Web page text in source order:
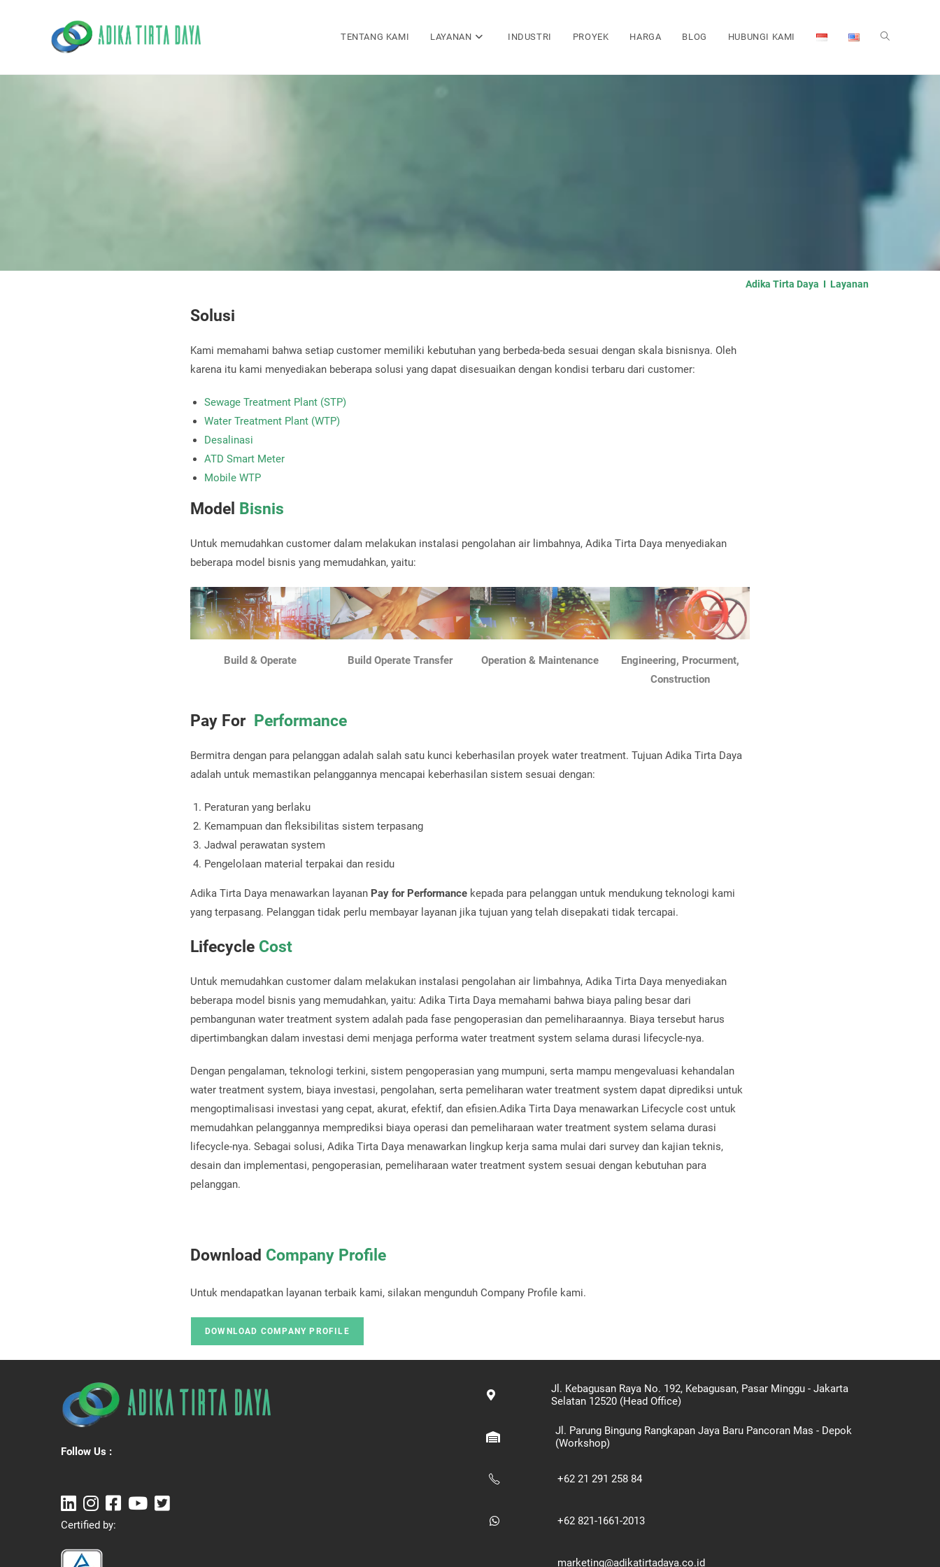
TENTANG KAMI LAYANAN INDUSTRI PROYEK HARGA BLOG HUBUNGI KAMI
Adika Tirta Daya I Layanan
Solusi
Kami memahami bahwa setiap customer memiliki kebutuhan yang berbeda-beda sesuai dengan skala bisnisnya. Oleh
karena itu kami menyediakan beberapa solusi yang dapat disesuaikan dengan kondisi terbaru dari customer:
Sewage Treatment Plant (STP)
Water Treatment Plant (WTP)
Desalinasi
ATD Smart Meter
Mobile WTP
Model Bisnis
Untuk memudahkan customer dalam melakukan instalasi pengolahan air limbahnya, Adika Tirta Daya menyediakan
beberapa model bisnis yang memudahkan, yaitu:
Build & Operate Build Operate Transfer Operation & Maintenance
Engineering, Procurment,
Construction
Pay For Performance
Bermitra dengan para pelanggan adalah salah satu kunci keberhasilan proyek water treatment. Tujuan Adika Tirta Daya
adalah untuk memastikan pelanggannya mencapai keberhasilan sistem sesuai dengan:
Peraturan yang berlaku
Kemampuan dan fleksibilitas sistem terpasang
Jadwal perawatan system
Pengelolaan material terpakai dan residu
Adika Tirta Daya menawarkan layanan Pay for Performance kepada para pelanggan untuk mendukung teknologi kami
yang terpasang. Pelanggan tidak perlu membayar layanan jika tujuan yang telah disepakati tidak tercapai.
Lifecycle Cost
Untuk memudahkan customer dalam melakukan instalasi pengolahan air limbahnya, Adika Tirta Daya menyediakan
beberapa model bisnis yang memudahkan, yaitu: Adika Tirta Daya memahami bahwa biaya paling besar dari
pembangunan water treatment system adalah pada fase pengoperasian dan pemeliharaannya. Biaya tersebut harus
dipertimbangkan dalam investasi demi menjaga performa water treatment system selama durasi lifecycle-nya.
Dengan pengalaman, teknologi terkini, sistem pengoperasian yang mumpuni, serta mampu mengevaluasi kehandalan
water treatment system, biaya investasi, pengolahan, serta pemeliharan water treatment system dapat diprediksi untuk
mengoptimalisasi investasi yang cepat, akurat, efektif, dan efisien.Adika Tirta Daya menawarkan Lifecycle cost untuk
memudahkan pelanggannya memprediksi biaya operasi dan pemeliharaan water treatment system selama durasi
lifecycle-nya. Sebagai solusi, Adika Tirta Daya menawarkan lingkup kerja sama mulai dari survey dan kajian teknis,
desain dan implementasi, pengoperasian, pemeliharaan water treatment system sesuai dengan kebutuhan para
pelanggan.
Download Company Profile
Untuk mendapatkan layanan terbaik kami, silakan mengunduh Company Profile kami.
DOWNLOAD COMPANY PROFILE
Follow Us :
Certified by:
Jl. Kebagusan Raya No. 192, Kebagusan, Pasar Minggu - Jakarta
Selatan 12520 (Head Office)
Jl. Parung Bingung Rangkapan Jaya Baru Pancoran Mas - Depok
(Workshop)
+62 21 291 258 84
+62 821-1661-2013
marketing@adikatirtadaya.co.id